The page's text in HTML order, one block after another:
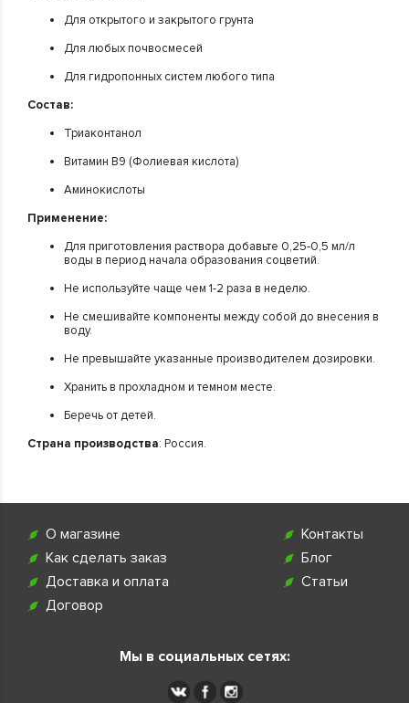
Для открытого и закрытого грунта
Для любых почвосмесей
Для гидропонных систем любого типа
Состав:
Триаконтанол
Витамин В9 (Фолиевая кислота)
Аминокислоты
Применение:
Для приготовления раствора добавьте 0,25-0,5 мл/л
воды в период начала образования соцветий.
Не используйте чаще чем 1-2 раза в неделю.
Не смешивайте компоненты между собой до внесения в
воду.
Не превышайте указанные производителем дозировки.
Хранить в прохладном и темном месте.
Беречь от детей.
Страна производства: Россия.
О магазине
Как сделать заказ
Доставка и оплата
Договор
Контакты
Блог
Статьи
Мы в социальных сетях: